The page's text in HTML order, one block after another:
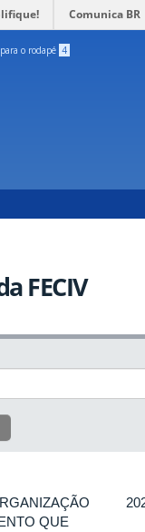
Comunica BR
o rodapé 4
FECIV
QUE